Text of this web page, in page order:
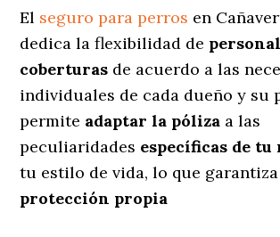
El seguro para perros en
dedica la flexibilidad de
coberturas de acuerdo a las
individuales de cada dueño y su
permite adaptar la póliza a las
peculiaridades específicas de tu
tu estilo de vida, lo que
protección propia